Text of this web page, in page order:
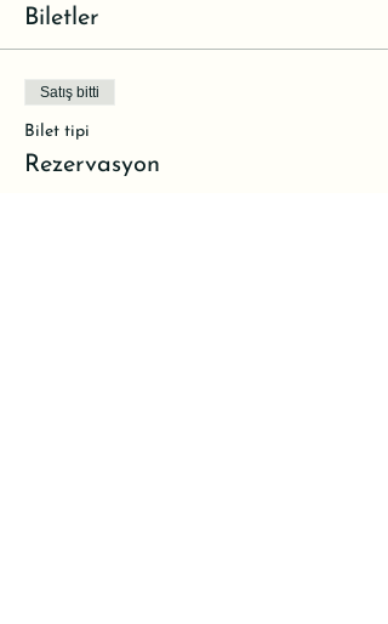
Biletler
Satış bitti
Bilet tipi
Rezervasyon